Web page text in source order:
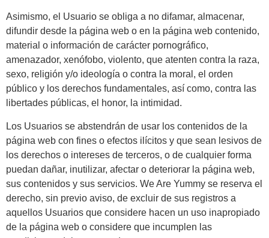
Asimismo, el Usuario se obliga a no difamar, almacenar,
difundir desde la página web o en la página web contenido,
material o información de carácter pornográfico,
amenazador, xenófobo, violento, que atenten contra la raza,
sexo, religión y/o ideología o contra la moral, el orden
público y los derechos fundamentales, así como, contra las
libertades públicas, el honor, la intimidad.
Los Usuarios se abstendrán de usar los contenidos de la
página web con fines o efectos ilícitos y que sean lesivos de
los derechos o intereses de terceros, o de cualquier forma
puedan dañar, inutilizar, afectar o deteriorar la página web,
sus contenidos y sus servicios. We Are Yummy se reserva el
derecho, sin previo aviso, de excluir de sus registros a
aquellos Usuarios que considere hacen un uso inapropiado
de la página web o considere que incumplen las